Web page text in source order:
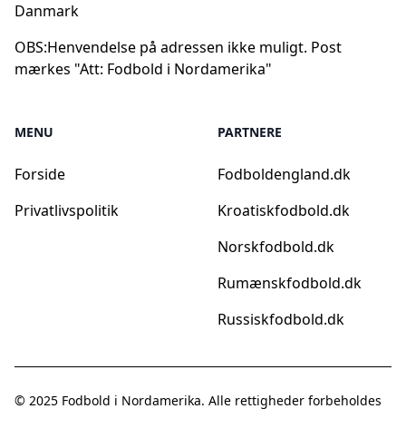
Danmark
OBS:Henvendelse på adressen ikke muligt. Post
mærkes "Att: Fodbold i Nordamerika"
MENU
Forside
Privatlivspolitik
PARTNERE
Fodboldengland.dk
Kroatiskfodbold.dk
Norskfodbold.dk
Rumænskfodbold.dk
Russiskfodbold.dk
© 2025 Fodbold i Nordamerika. Alle rettigheder forbeholdes